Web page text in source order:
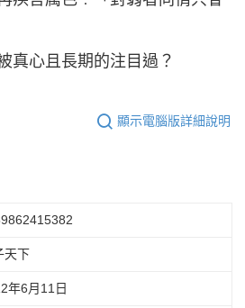
真心且長期的注目過？
顯示電腦版詳細說明
天下
年6月11日